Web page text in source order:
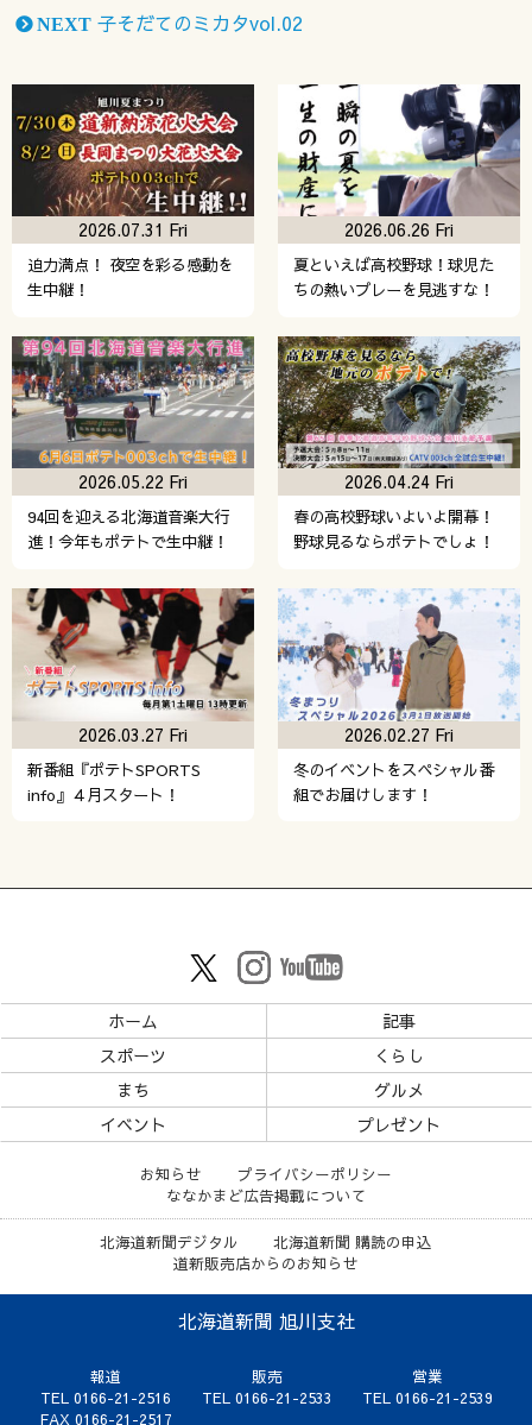
NEXT 子そだてのミカタvol.02
迫力満点！ 夜空を彩る感動を
生中継！
2026.07.31 Fri
夏といえば高校野球！球児た
ちの熱いプレーを見逃すな！
2026.06.26 Fri
94回を迎える北海道音楽大行
進！今年もポテトで生中継！
2026.05.22 Fri
春の高校野球いよいよ開幕！
野球見るならポテトでしょ！
2026.04.24 Fri
新番組『ポテトSPORTS
info』４月スタート！
2026.03.27 Fri
冬のイベントをスペシャル番
組でお届けします！
2026.02.27 Fri
ホーム
記事
スポーツ
くらし
まち
グルメ
イベント
プレゼント
お知らせ
プライバシーポリシー
ななかまど広告掲載について
北海道新聞デジタル
北海道新聞 購読の申込
道新販売店からのお知らせ
北海道新聞 旭川支社
報道
TEL 0166-21-2516
FAX 0166-21-2517
販売
TEL 0166-21-2533
営業
TEL 0166-21-2539